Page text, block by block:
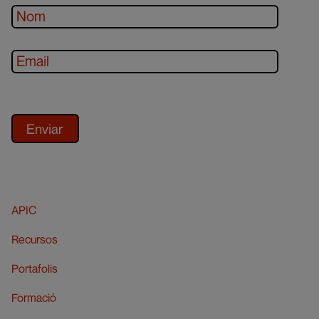
APIC
Recursos
Portafolis
Formació